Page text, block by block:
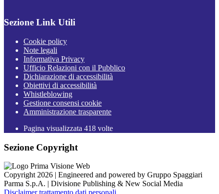
Sezione Link Utili
Cookie policy
Note legali
Informativa Privacy
Ufficio Relazioni con il Pubblico
Dichiarazione di accessibilità
Obiettivi di accessibilità
Whistleblowing
Gestione consensi cookie
Amministrazione trasparente
Pagina visualizzata 418 volte
Sezione Copyright
Copyright 2026 | Engineered and powered by Gruppo Spaggiari
Parma S.p.A. | Divisione Publishing & New Social Media